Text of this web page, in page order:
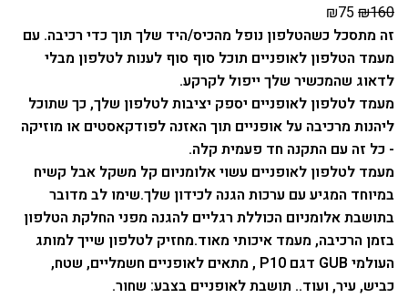
₪160
₪75
זה מתסכל כשהטלפון נופל מהכיס/היד שלך תוך כדי רכיבה. עם
מעמד הטלפון לאופניים תוכל סוף סוף לענות לטלפון מבלי
לדאוג שהמכשיר שלך ייפול לקרקע.
מעמד לטלפון לאופניים יספק יציבות לטלפון שלך, כך שתוכל
ליהנות מרכיבה על אופניים תוך האזנה לפודקאסטים או מוזיקה
- כל זה עם התקנה חד פעמית קלה.
מעמד לטלפון לאופניים עשוי אלומניום קל משקל אבל קשיח
במיוחד המגיע עם ערכות הגנה לכידון שלך.שימו לב מדובר
בתושבת אלומניום הכוללת רגליים להגנה מפני החלקת הטלפון
בזמן הרכיבה, מעמד איכותי מאוד.מחזיק לטלפון שייך למותג
העולמי GUB דגם P10 , מתאים לאופניים חשמליים, שטח,
כביש, עיר, ועוד.. תושבת לאופניים בצבע: שחור.